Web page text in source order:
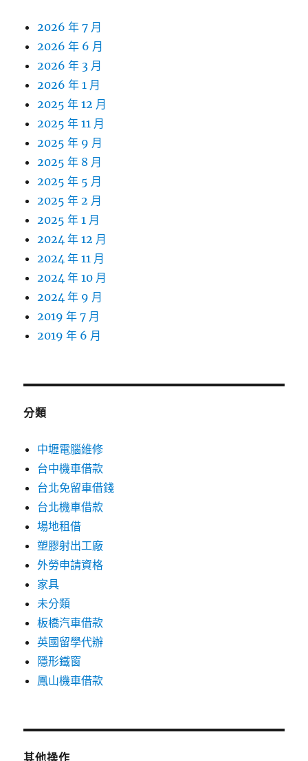
2026 年 7 月
2026 年 6 月
2026 年 3 月
2026 年 1 月
2025 年 12 月
2025 年 11 月
2025 年 9 月
2025 年 8 月
2025 年 5 月
2025 年 2 月
2025 年 1 月
2024 年 12 月
2024 年 11 月
2024 年 10 月
2024 年 9 月
2019 年 7 月
2019 年 6 月
分類
中壢電腦維修
台中機車借款
台北免留車借錢
台北機車借款
場地租借
塑膠射出工廠
外勞申請資格
家具
未分類
板橋汽車借款
英國留學代辦
隱形鐵窗
鳳山機車借款
其他操作